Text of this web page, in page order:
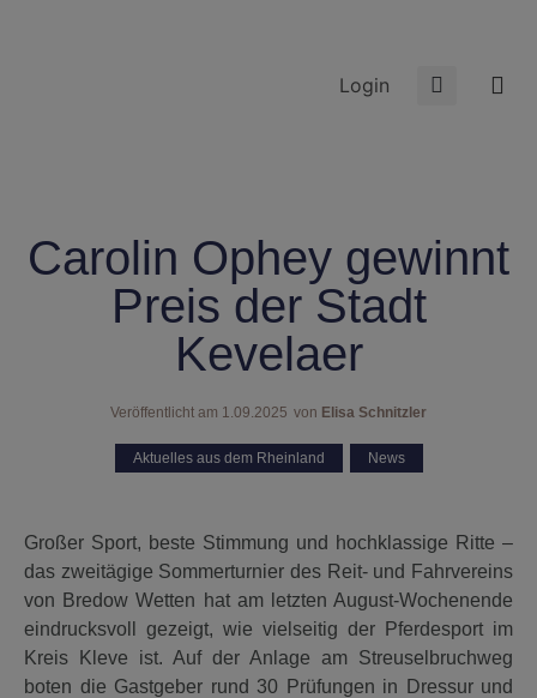
Login
Carolin Ophey gewinnt
Preis der Stadt
Kevelaer
Veröffentlicht am 1.09.2025 von Elisa Schnitzler
Aktuelles aus dem Rheinland News
Großer Sport, beste Stimmung und hochklassige Ritte –
das zweitägige Sommerturnier des Reit- und Fahrvereins
von Bredow Wetten hat am letzten August-Wochenende
eindrucksvoll gezeigt, wie vielseitig der Pferdesport im
Kreis Kleve ist. Auf der Anlage am Streuselbruchweg
boten die Gastgeber rund 30 Prüfungen in Dressur und